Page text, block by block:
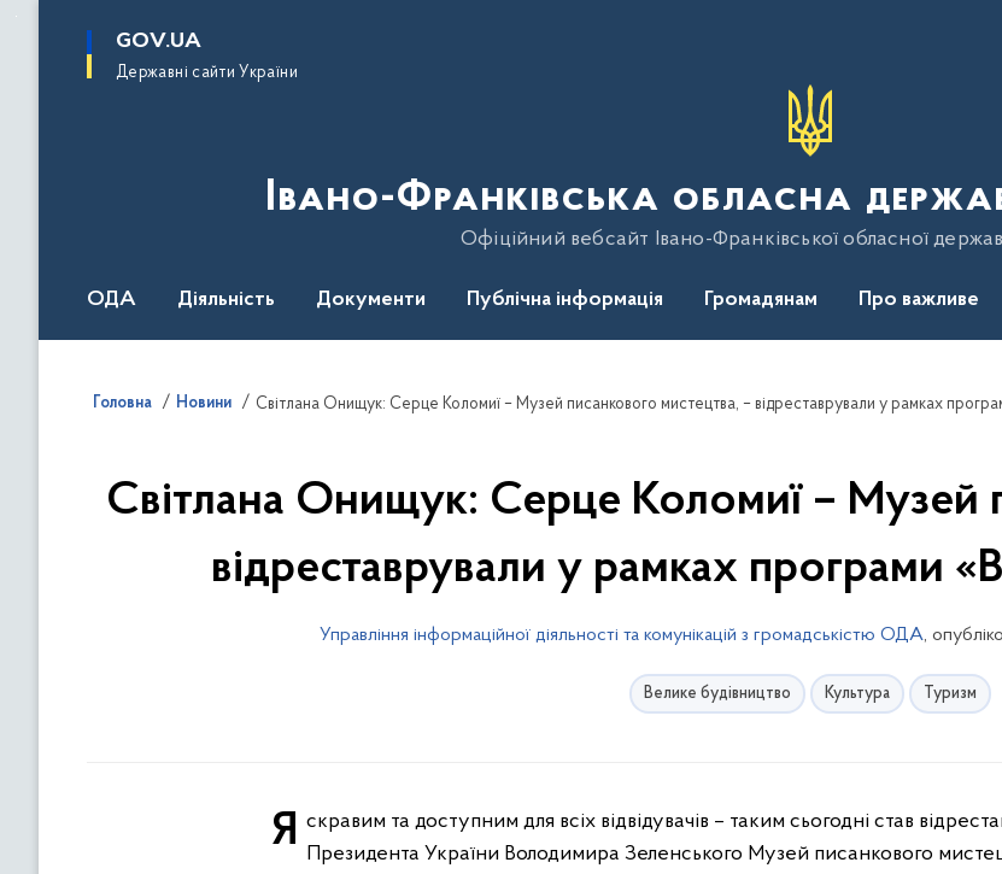
основного
GOV.UA
Державні сайти України
Івано-Франківська обласна
Офіційний вебсайт Івано-Франківської обласної
ОДА Діяльність Документи Публічна інформація Громадянам Про важливе
Головна Новини
Світлана Онищук: Серце Коломиї – Музей
відреставрували у рамках програми
Управління інформаційної діяльності та комунікацій з громадськістю ОДА,
Велике будівництво Культура Туризм
Яскравим та доступним для всіх відвідувачів – таким сьогодні став відреставрований у рамках програми Президента України Володимира Зеленського Музей писанкового